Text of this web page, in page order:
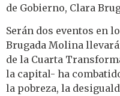
de Gobierno, Clara
Serán dos eventos en
Brugada Molina
de la Cuarta
la capital- ha
la pobreza, la